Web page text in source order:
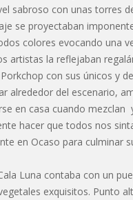
sabroso con unas torres
se proyectaban
colores evocando una
artistas la reflejaban
con sus únicos y
alrededor del escenario,
en casa cuando mezclan
hacer que todos nos
en Ocaso para culminar
Luna contaba con un
exquisitos. Punto